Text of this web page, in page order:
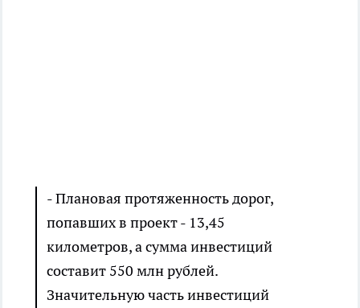
- Плановая протяженность дорог,
попавших в проект - 13,45
километров, а сумма инвестиций
составит 550 млн рублей.
Значительную часть инвестиций